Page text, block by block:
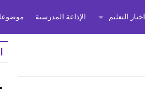
اخبار التعليم الإذاعة المدرسية